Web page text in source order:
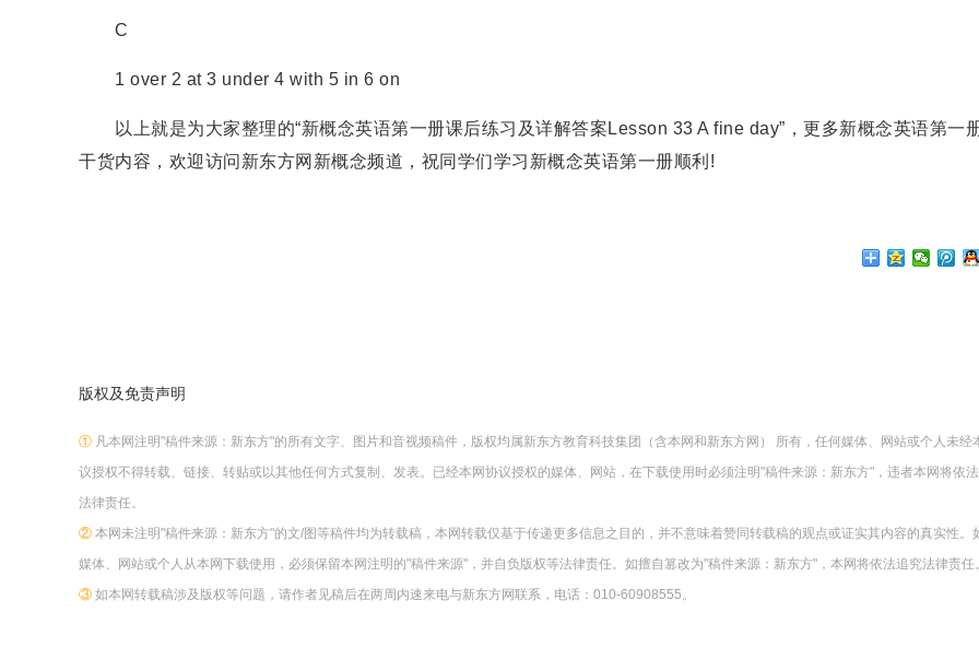
C
1 over 2 at 3 under 4 with 5 in 6 on
以上就是为大家整理的“新概念英语第一册课后练习及详解答案Lesson 33 A fine day”，更多新概念英语第一
干货内容，欢迎访问新东方网新概念频道，祝同学们学习新概念英语第一册顺利!
版权及免责声明
① 凡本网注明"稿件来源：新东方"的所有文字、图片和音视频稿件，版权均属新东方教育科技集团（含本网和新东方网） 所有，任何媒体、网站或个人未经
议授权不得转载、链接、转贴或以其他任何方式复制、发表。已经本网协议授权的媒体、网站，在下载使用时必须注明"稿件来源：新东方"，违者本网将依
法律责任。
② 本网未注明"稿件来源：新东方"的文/图等稿件均为转载稿，本网转载仅基于传递更多信息之目的，并不意味着赞同转载稿的观点或证实其内容的真实性。
媒体、网站或个人从本网下载使用，必须保留本网注明的"稿件来源"，并自负版权等法律责任。如擅自篡改为"稿件来源：新东方"，本网将依法追究法律责任
③ 如本网转载稿涉及版权等问题，请作者见稿后在两周内速来电与新东方网联系，电话：010-60908555。